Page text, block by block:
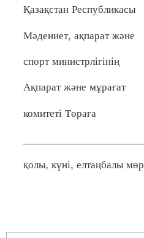
Қазақстан Республикасы
Мәдениет, ақпарат және
спорт министрлігінің
Ақпарат және мұрағат
комитеті Төраға
қолы, күні, елтаңбалы мөр